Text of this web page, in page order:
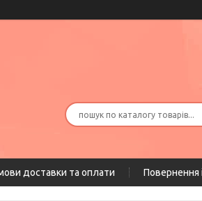
доставки та оплати Повернення